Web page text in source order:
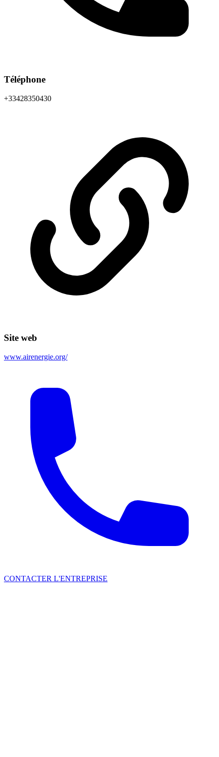
Téléphone
+33428350430
Site web
www.airenergie.org/
CONTACTER L'ENTREPRISE